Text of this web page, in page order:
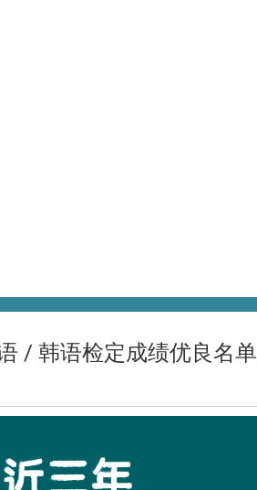
/ 韩语检定成绩优良名单